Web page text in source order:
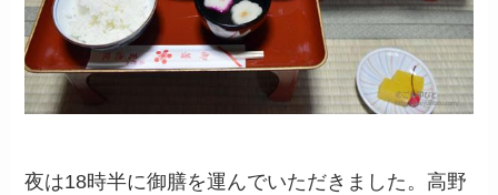
夜は18時半に御膳を運んでいただきました。高野